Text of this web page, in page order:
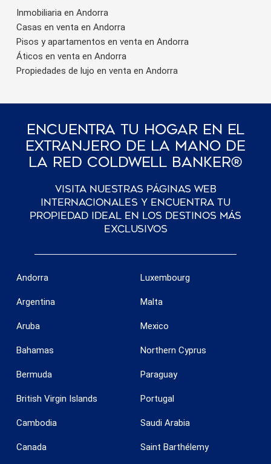
Inmobiliaria en Andorra
Casas en venta en Andorra
Pisos y apartamentos en venta en Andorra
Áticos en venta en Andorra
Propiedades de lujo en venta en Andorra
Encuentra Tu Hogar En El
Extranjero De La Mano De
La Red Coldwell Banker®
Visita nuestras páginas web
internacionales y encuentra tu
propiedad ideal en los destinos más
exclusivos
Andorra
Argentina
Aruba
Bahamas
Bermuda
British Virgin Islands
Cambodia
Canada
Luxembourg
Malta
Mexico
Northern Cyprus
Paraguay
Portugal
Saudi Arabia
Saint Barthélemy